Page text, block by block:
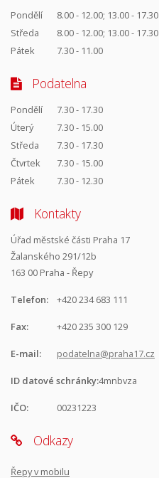
Pondělí
8.00 - 12.00; 13.00 - 17.30
Středa
8.00 - 12.00; 13.00 - 17.30
Pátek
7.30 - 11.00
Podatelna
Pondělí
7.30 - 17.30
Úterý
7.30 - 15.00
Středa
7.30 - 17.30
Čtvrtek
7.30 - 15.00
Pátek
7.30 - 12.30
Kontakty
Úřad městské části Praha 17
Žalanského 291/12b
163 00 Praha - Řepy
Telefon: +420 234 683 111
Fax: +420 235 300 129
E-mail: podatelna@praha17.cz
ID datové schránky:4mnbvza
IČO: 00231223
Odkazy
Řepy v mobilu